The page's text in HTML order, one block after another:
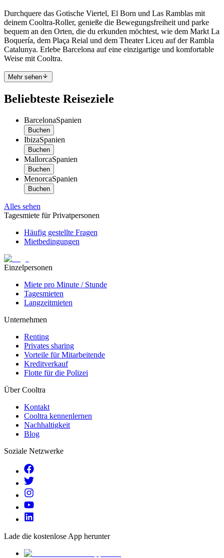
Durchquere das Gotische Viertel, El Born und Las Ramblas mit
deinem Cooltra-Roller, genieße die Bewegungsfreiheit und parke
bequem an den Orten, die du erkunden möchtest, wie dem Markt La
Boquería, dem Plaça Reial und dem Theater Liceu auf der Rambla
Catalunya. Erlebe Barcelona auf eine einzigartige und komfortable
Weise mit Cooltra.
Mehr sehen
Beliebteste Reiseziele
BarcelonaSpanien
Buchen
IbizaSpanien
Buchen
MallorcaSpanien
Buchen
MenorcaSpanien
Buchen
Alles sehen
Tagesmiete für Privatpersonen
Häufig gestellte Fragen
Mietbedingungen
Einzelpersonen
Miete pro Minute / Stunde
Tagesmieten
Langzeitmieten
Unternehmen
Renting
Privates sharing
Vorteile für Mitarbeitende
Kreditverkauf
Flotte für die Polizei
Über Cooltra
Kontakt
Cooltra kennenlernen
Nachhaltigkeit
Blog
Soziale Netzwerke
Lade die kostenlose App herunter